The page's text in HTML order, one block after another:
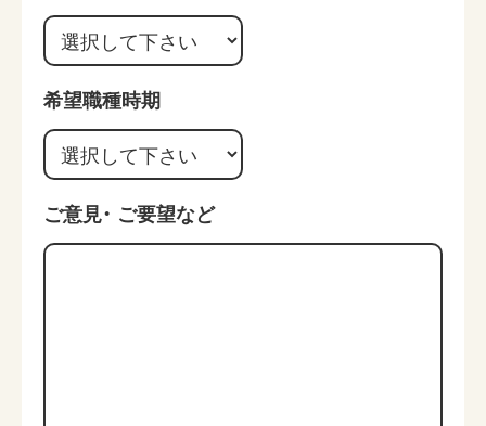
希望職種時期
ご意見・ ご要望など